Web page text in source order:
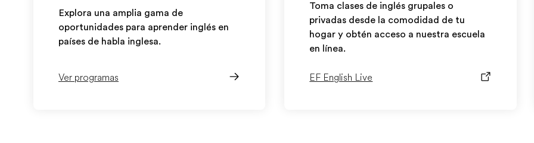
Explora una amplia gama de
oportunidades para aprender inglés en
países de habla inglesa.
Ver programas
Toma clases de inglés grupales o
privadas desde la comodidad de tu
hogar y obtén acceso a nuestra escuela
en línea.
EF English Live